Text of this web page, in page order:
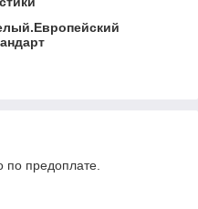
по предоплате.